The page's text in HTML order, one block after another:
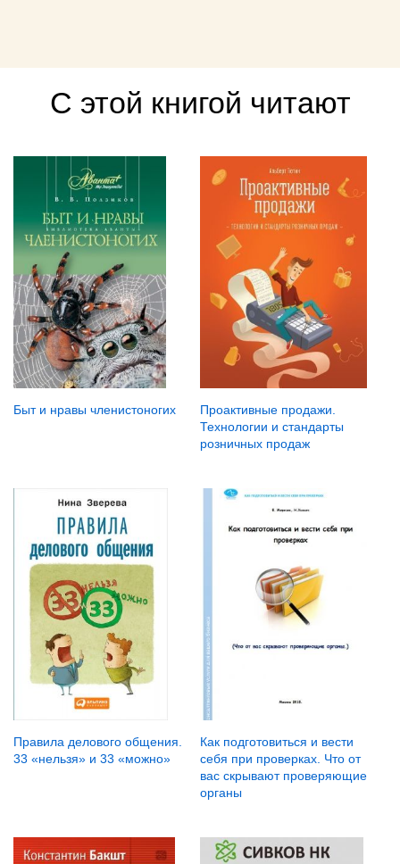
С этой книгой читают
Быт и нравы членистоногих
Проактивные продажи.
Технологии и стандарты
розничных продаж
Правила делового общения.
33 «нельзя» и 33 «можно»
Как подготовиться и вести
себя при проверках. Что от
вас скрывают проверяющие
органы